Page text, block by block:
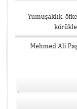
Yumuşaklık,
Mehmed Ali